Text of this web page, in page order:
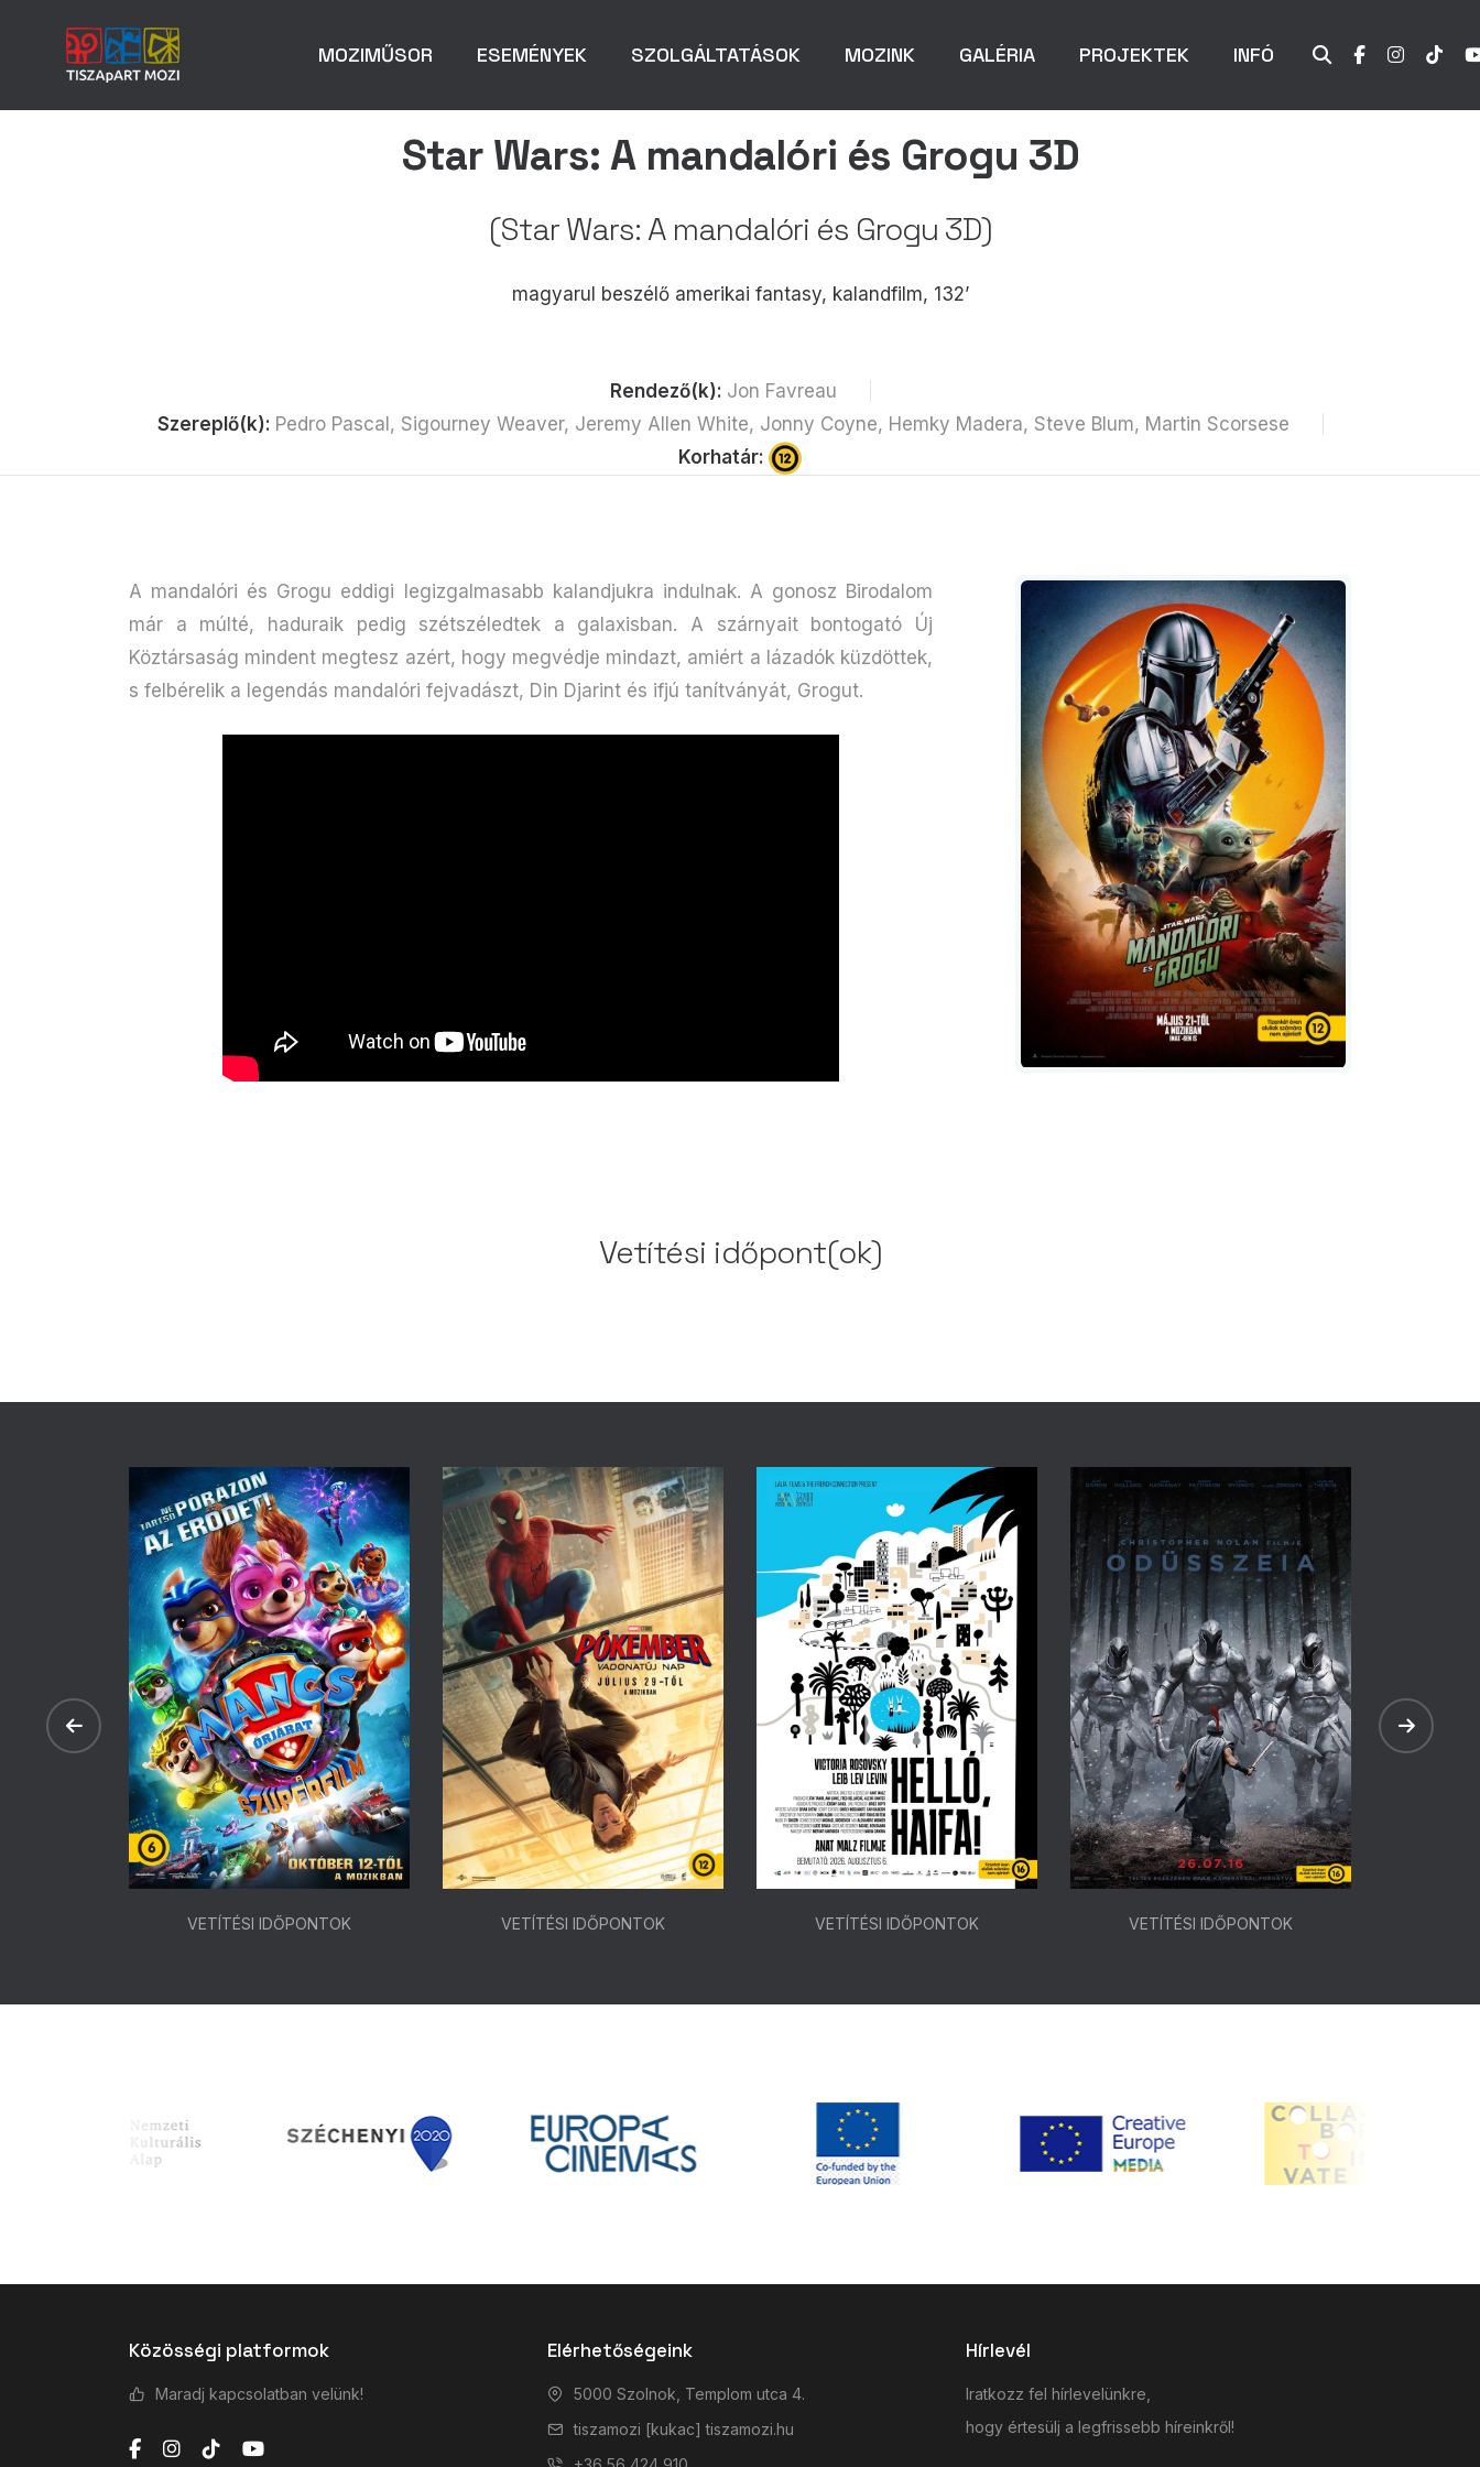
MOZIMŰSOR ESEMÉNYEK SZOLGÁLTATÁSOK MOZINK GALÉRIA PROJEKTEK INFÓ
Star Wars: A mandalóri és Grogu 3D
(Star Wars: A mandalóri és Grogu 3D)
magyarul beszélő amerikai fantasy, kalandfilm, 132’
Rendező(k): Jon Favreau
Szereplő(k): Pedro Pascal, Sigourney Weaver, Jeremy Allen White, Jonny Coyne, Hemky Madera, Steve Blum, Martin Scorsese
Korhatár:
A mandalóri és Grogu eddigi legizgalmasabb kalandjukra indulnak. A gonosz Birodalom
már a múlté, haduraik pedig szétszéledtek a galaxisban. A szárnyait bontogató Új
Köztársaság mindent megtesz azért, hogy megvédje mindazt, amiért a lázadók küzdöttek,
s felbérelik a legendás mandalóri fejvadászt, Din Djarint és ifjú tanítványát, Grogut.
Vetítési időpont(ok)
VETÍTÉSI IDŐPONTOK VETÍTÉSI IDŐPONTOK VETÍTÉSI IDŐPONTOK VETÍTÉSI IDŐPONTOK
Közösségi platformok
Maradj kapcsolatban velünk!
Elérhetőségeink
5000 Szolnok, Templom utca 4.
tiszamozi [kukac] tiszamozi.hu
Hírlevél
Iratkozz fel hírlevelünkre,
hogy értesülj a legfrissebb híreinkről!